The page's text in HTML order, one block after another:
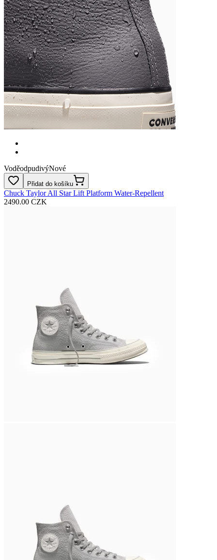
VoděodpudivýNové
Přidat do košíku
Chuck Taylor All Star Lift Platform Water-Repellent
2490.00 CZK